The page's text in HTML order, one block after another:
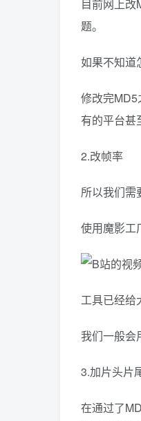
目前网上
题。
如果不知道
修改完MD5
有的平台甚
2.改帧率
所以我们需
使用魔影工
工具已经给
我们一般会
3.加片头片
在通过了